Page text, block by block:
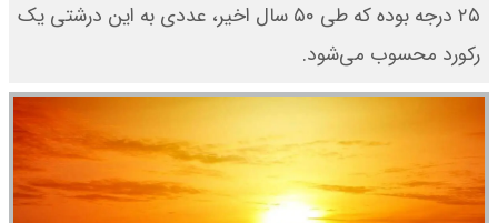
۲۵ درجه بوده که طی ۵۰ سال اخیر، عددی به این درشتی یک
رکورد محسوب می‌شود.